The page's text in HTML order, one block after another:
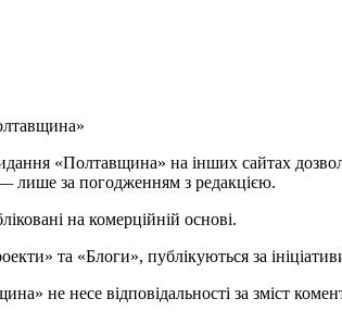
«Полтавщина» на інших сайтах
лише за погодженням з редакцією.
на комерційній основі.
та «Блоги», публікуються за
не несе відповідальності за зміст